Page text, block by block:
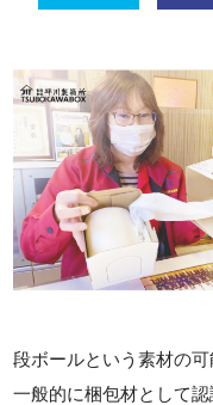
段ボールという素材の
一般的に梱包材として